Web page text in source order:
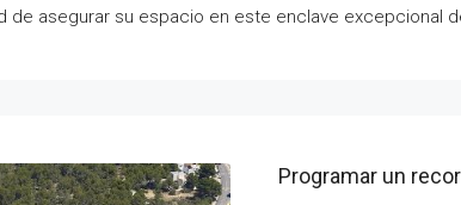
de asegurar su espacio en este enclave excepcional
Programar un